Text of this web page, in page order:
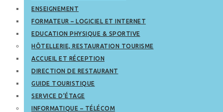
ENSEIGNEMENT
FORMATEUR – LOGICIEL ET INTERNET
EDUCATION PHYSIQUE & SPORTIVE
HÔTELLERIE, RESTAURATION TOURISME
ACCUEIL ET RÉCEPTION
DIRECTION DE RESTAURANT
GUIDE TOURISTIQUE
SERVICE D’ÉTAGE
INFORMATIQUE – TÉLÉCOM